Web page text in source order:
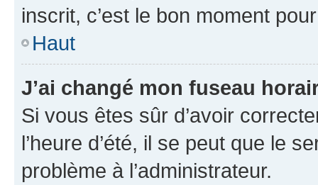
inscrit, c’est le bon moment
Haut
J’ai changé mon fuseau
Si vous êtes sûr d’avoir
l’heure d’été, il se peut que le
problème à l’administrateur.